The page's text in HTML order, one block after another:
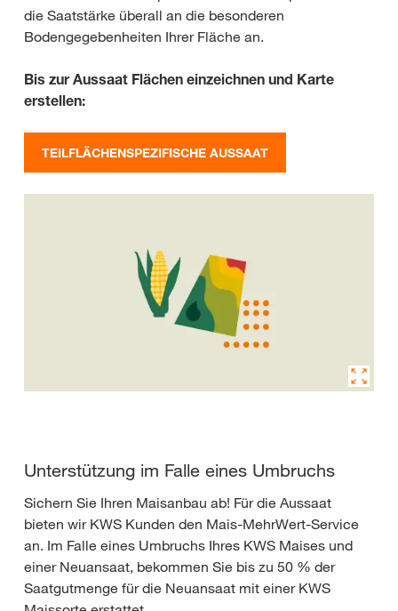
die Saatstärke überall an die besonderen
Bodengegebenheiten Ihrer Fläche an.
Bis zur Aussaat Flächen einzeichnen und Karte
erstellen:
TEILFLÄCHENSPEZIFISCHE AUSSAAT
Unterstützung im Falle eines Umbruchs
Sichern Sie Ihren Maisanbau ab! Für die Aussaat
bieten wir KWS Kunden den Mais-MehrWert-Service
an. Im Falle eines Umbruchs Ihres KWS Maises und
einer Neuansaat, bekommen Sie bis zu 50 % der
Saatgutmenge für die Neuansaat mit einer KWS